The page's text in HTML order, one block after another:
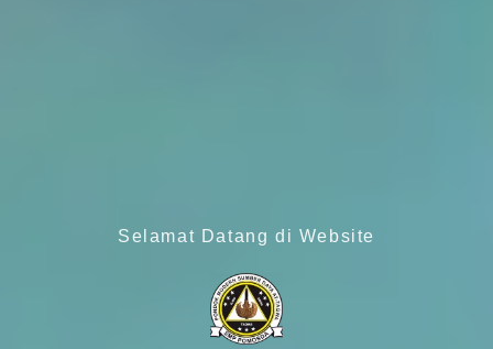
Selamat Datang di Website